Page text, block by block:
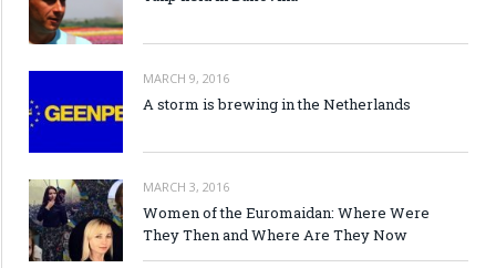
MARCH 9, 2016
A storm is brewing in the Netherlands
MARCH 3, 2016
Women of the Euromaidan: Where Were
They Then and Where Are They Now